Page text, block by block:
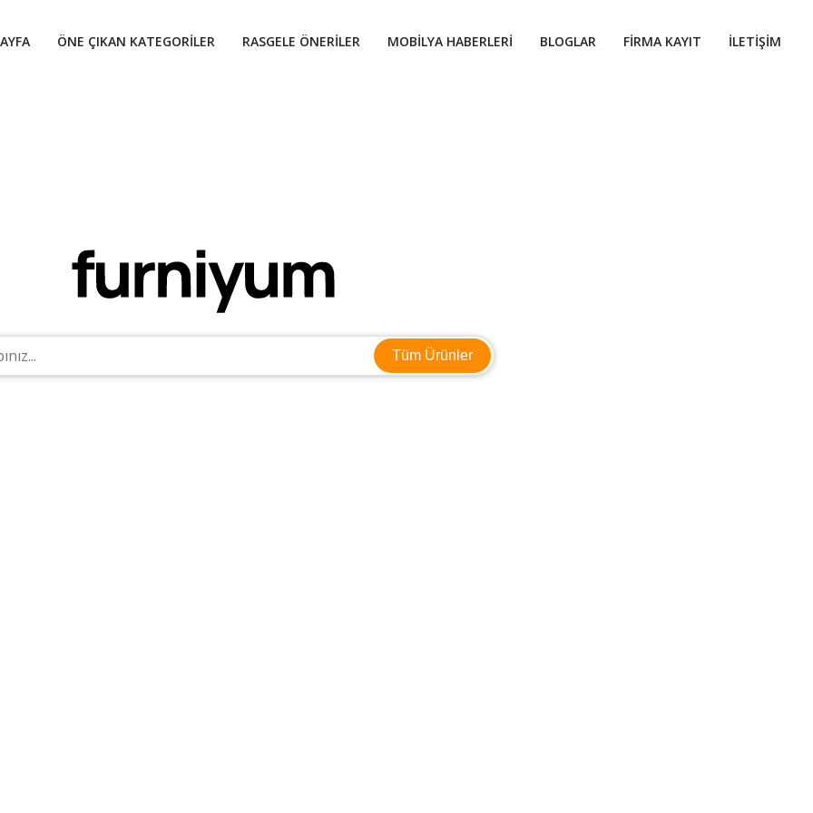
ÖNE ÇIKAN KATEGORILER RASGELE ÖNERILER MOBILYA HABERLERI BLOGLAR FIRMA KAYIT İLETIŞIM
Tüm Ürünler